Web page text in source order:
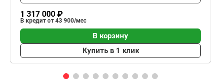
1 317 000 ₽
В кредит от 43 900/мес
В корзину
Купить в 1 клик